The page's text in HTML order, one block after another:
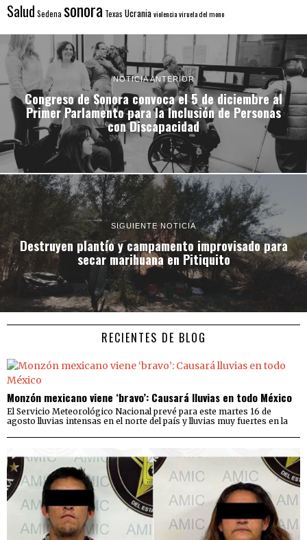
Salud Sedena sonora Texas Ucraniaviolenciaviruela del mono
NOTICIA ANTERIOR
Congreso de Sonora convoca el 5 de diciembre al
Primer Parlamento para la Inclusión de Personas
con Discapacidad
SIGUIENTE NOTICIA
Destruyen plantío y campamento improvisado para
secar marihuana en Pitiquito
RECIENTES DE BLOG
Monzón mexicano viene ‘bravo’: Causará lluvias en todo México
El Servicio Meteorológico Nacional prevé para este martes 16 de
agosto lluvias intensas en el norte del país y lluvias muy fuertes en la